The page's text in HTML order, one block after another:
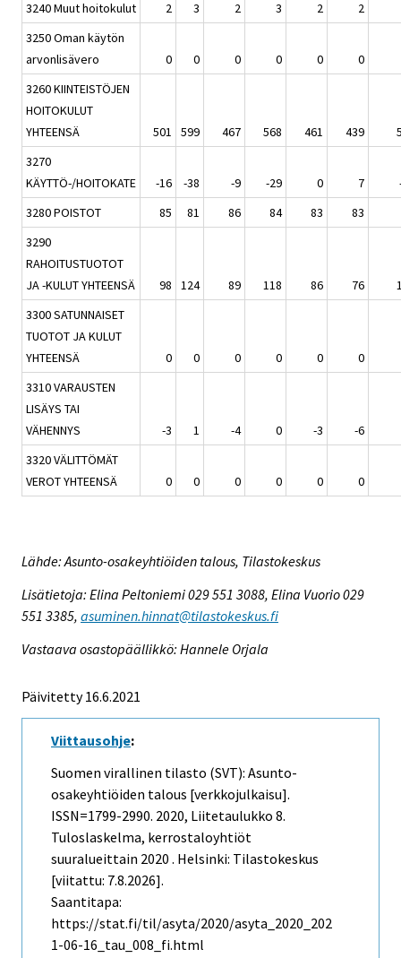
3240 Muut hoitokulut 2 3 2 3 2
2
3250 Oman käytön
arvonlisävero
0 0 0 0 0
0
3260 KIINTEISTÖJEN
HOITOKULUT
YHTEENSÄ
501 599 467 568 461 439
3270
KÄYTTÖ-/HOITOKATE
-16 -38 -9 -29 0 7
3280 POISTOT
85 81 86 84 83
83
3290
RAHOITUSTUOTOT
JA -KULUT YHTEENSÄ
98 124 89 118 86 76
3300 SATUNNAISET
TUOTOT JA KULUT
YHTEENSÄ
0 0 0 0 0
0
3310 VARAUSTEN
LISÄYS TAI
VÄHENNYS
-3 1 -4 0 -3
-6
3320 VÄLITTÖMÄT
VEROT YHTEENSÄ
0 0 0 0 0 0
Lähde: Asunto-osakeyhtiöiden talous, Tilastokeskus
Lisätietoja: Elina Peltoniemi 029 551 3088, Elina Vuorio 029
551 3385, asuminen.hinnat@tilastokeskus.fi
Vastaava osastopäällikkö: Hannele Orjala
Päivitetty 16.6.2021
Viittausohje:
Suomen virallinen tilasto (SVT): Asunto-
osakeyhtiöiden talous [verkkojulkaisu].
ISSN=1799-2990. 2020, Liitetaulukko 8.
Tuloslaskelma, kerrostaloyhtiöt
suuralueittain 2020 . Helsinki: Tilastokeskus
[viitattu: 7.8.2026].
Saantitapa:
https://stat.fi/til/asyta/2020/asyta_2020_202
1-06-16_tau_008_fi.html